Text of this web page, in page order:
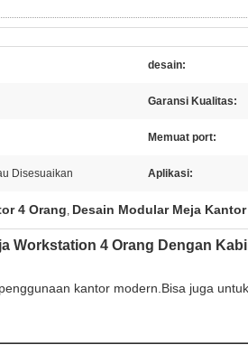
desain:
Garansi Kualitas:
Memuat port:
Disesuaikan Aplikasi:
4 Orang, Desain Modular Meja
Workstation 4 Orang Dengan
kantor modern.Bisa juga